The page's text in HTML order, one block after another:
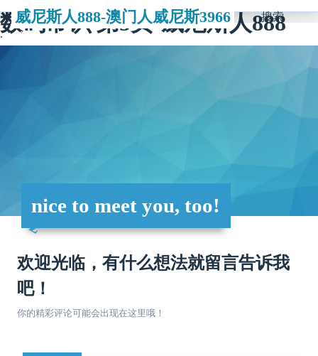
数码常识 第5页-威尼斯人888
威尼斯人888-澳门人威尼斯3966 搜索
nice to meet you, too!
欢迎光临，有什么想法就留言告诉我
吧！
你的精彩评论可能会出现在这里哦！